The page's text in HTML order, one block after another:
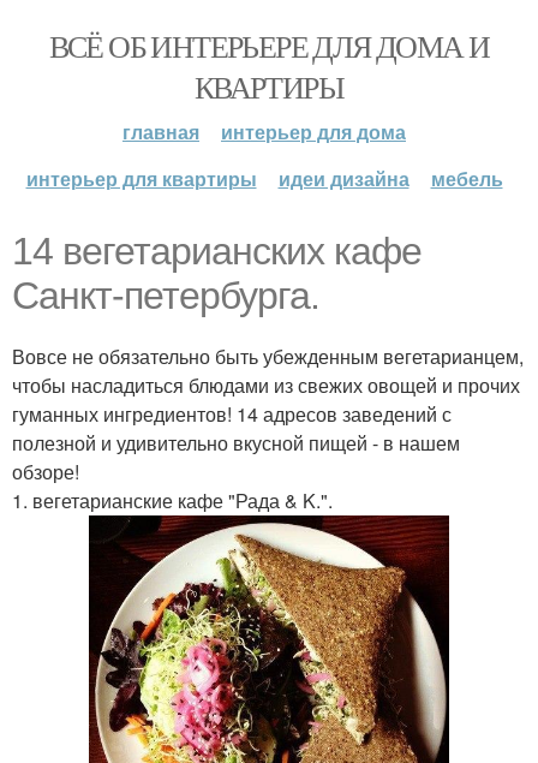
ВСЁ ОБ ИНТЕРЬЕРЕ ДЛЯ ДОМА И
КВАРТИРЫ
главная
интерьер для дома
интерьер для квартиры
идеи дизайна мебель
14 вегетарианских кафе
Санкт-петербурга.
Вовсе не обязательно быть убежденным вегетарианцем,
чтобы насладиться блюдами из свежих овощей и прочих
гуманных ингредиентов! 14 адресов заведений с
полезной и удивительно вкусной пищей - в нашем
обзоре!
1. вегетарианские кафе "Рада & K.".